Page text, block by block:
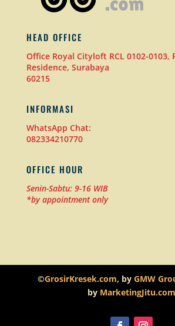
HEAD OFFICE
Office Royal Cityloft RCL 0102-0103,
Residence, Surabaya
60215
INFORMASI
WhatsApp Chat:
082334210770
OFFICE HOUR
Senin-Sabtu: 9-16 WIB
*by appointment only
©GrosirKresek.com, byGMW
by MarketingJitu.com